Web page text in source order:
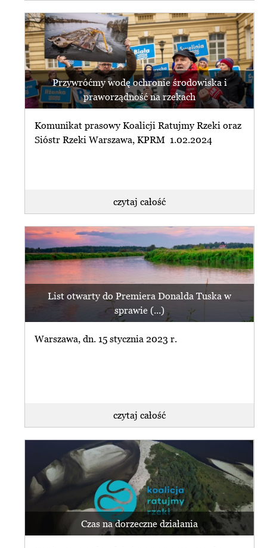
Przywróćmy wodę ochronie środowiska i
praworządność na rzekach
Komunikat prasowy Koalicji Ratujmy Rzeki oraz
Sióstr Rzeki Warszawa, KPRM 1.02.2024
czytaj całość
List otwarty do Premiera Donalda Tuska w
sprawie (...)
Warszawa, dn. 15 stycznia 2023 r.
czytaj całość
Czas na dorzeczne działania